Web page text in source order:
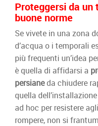
Proteggersi da un
buone norme
Se vivete in una zona
d’acqua o i temporali
più frequenti un’idea
è quella di affidarsi a
persianeda chiudere
quella
ad hoc per resistere
rompere, non si